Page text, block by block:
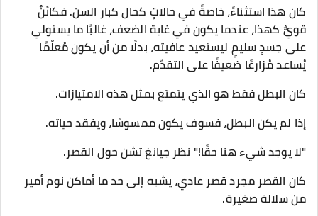
كان هذا استثناءً، خاصةً في حالاتٍ كحال كبار السن. فكائنٌ
قويٌّ كهذا، عندما يكون في غاية الضعف، غالبًا ما يستولي
على جسدٍ سليمٍ ليستعيد عافيته، بدلًا من أن يكون مُعلّمًا
يُساعد مُزارعًا ضعيفًا على التقدّم.
كان البطل فقط هو الذي يتمتع بمثل هذه الامتيازات.
إذا لم يكن البطل، فسوف يكون ممسوسًا، ويفقد حياته.
"لا يوجد شيء هنا حقًا!" نظر جيانغ تشن حول القصر.
كان القصر مجرد قصر عادي، يشبه إلى حد ما أماكن نوم أمير
من سلالة صغيرة.